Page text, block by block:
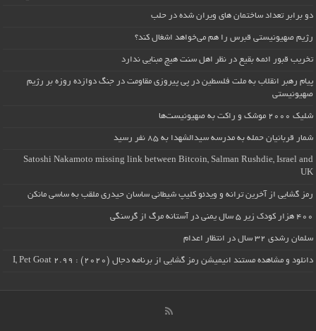
دو برابر تعداد ساختمان های ویران شده در حلب
رژیم صهیونیستی قبرس را هم می‌خواهد اشغال کند؟
تخریب قبور ائمه بقیع در نظر اهل سنت هیچ مبنایی ندارد
پیام رهبر انقلاب به ملت فلسطین در پی پیروزی مقاومت در جنگ دوازده روزه بر رژیم
صهیونیستی
شلیک ۲۰۰۰ موشک و راکت به صهیونیست‌ها
شمار قربانیان حمله به مدرسه سیدالشهدا به ۸۵ نفر رسید
Satoshi Nakamoto missing link between Bitcoin, Salman Rushdie, Israel and
UK
رمز گشایی از آخرین ترانه و ویدئو کلیپ شیطانی ساسان حیدری ملقب به ساسی مانکن
۴۰۰ هزار کودک زیر ۵ سال یمنی در آستانه مرگ از گرسنگی
سلمان رشدی ۳۲ سال در انتظار اعدام
دانلود و مشاهده مستند انیمیشن رمز گشایی از برنامه دجال (۲۰۲۰) : I, Pet Goat 2.99